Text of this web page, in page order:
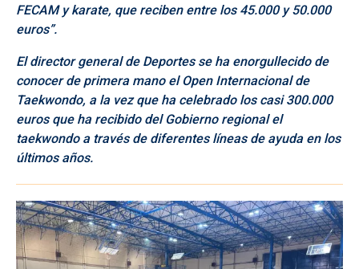
FECAM y karate, que reciben entre los 45.000 y 50.000
euros”.
El director general de Deportes se ha enorgullecido de
conocer de primera mano el Open Internacional de
Taekwondo, a la vez que ha celebrado los casi 300.000
euros que ha recibido del Gobierno regional el
taekwondo a través de diferentes líneas de ayuda en los
últimos años.